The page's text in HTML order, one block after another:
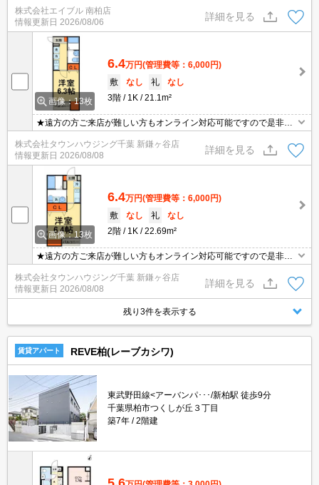
良好。築浅。スーパーが近く(318m)買物便利。東武野田線新柏駅へ
歩5分。
株式会社エイブル 南柏店
情報更新日 2026/08/06
詳細を見る
画像：13枚
6.4万円(管理費等：6,000円)
敷
なし 礼
なし
3階
1K 21.1m²
★遠方の方ご来店が難しい方もオンライン対応可能ですので是非一
度ご相談くださいませ！お部屋探しはタウンハウジングにお任せ下
さい★
株式会社タウンハウジング千葉 新鎌ヶ谷店
情報更新日 2026/08/08
詳細を見る
画像：13枚
6.4万円(管理費等：6,000円)
敷
なし 礼
なし
2階
1K 22.69m²
★遠方の方ご来店が難しい方もオンライン対応可能ですので是非一
度ご相談くださいませ！お部屋探しはタウンハウジングにお任せ下
さい★
株式会社タウンハウジング千葉 新鎌ヶ谷店
情報更新日 2026/08/08
詳細を見る
残り3件を表示する
賃貸アパート REVE柏(レーブカシワ)
東武野田線<アーバンパ･･･/新柏駅 徒歩9分
千葉県柏市つくしが丘３丁目
築7年
2階建